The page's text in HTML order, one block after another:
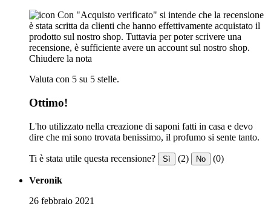
Con "Acquisto verificato" si intende che la recensione
è stata scritta da clienti che hanno effettivamente acquistato il
prodotto sul nostro shop. Tuttavia per poter scrivere una
recensione, è sufficiente avere un account sul nostro shop.
Chiudere la nota
Valuta con 5 su 5 stelle.
Ottimo!
L'ho utilizzato nella creazione di saponi fatti in casa e devo
dire che mi sono trovata benissimo, il profumo si sente tanto.
Ti è stata utile questa recensione? Sì (2) No (0)
Veronik
26 febbraio 2021